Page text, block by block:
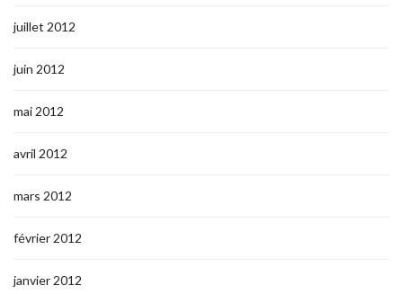
juillet 2012
juin 2012
mai 2012
avril 2012
mars 2012
février 2012
janvier 2012